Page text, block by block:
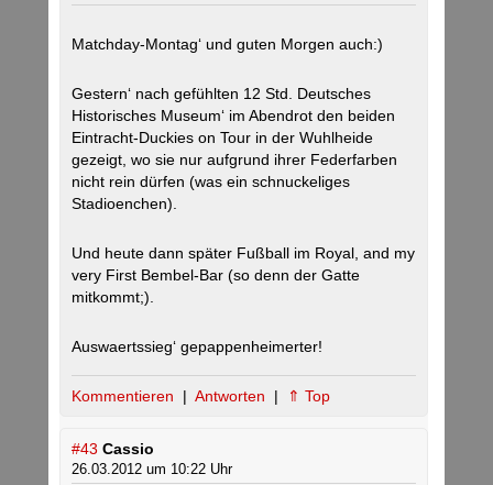
Matchday-Montag‘ und guten Morgen auch:)
Gestern‘ nach gefühlten 12 Std. Deutsches
Historisches Museum‘ im Abendrot den beiden
Eintracht-Duckies on Tour in der Wuhlheide
gezeigt, wo sie nur aufgrund ihrer Federfarben
nicht rein dürfen (was ein schnuckeliges
Stadioenchen).
Und heute dann später Fußball im Royal, and my
very First Bembel-Bar (so denn der Gatte
mitkommt;).
Auswaertssieg‘ gepappenheimerter!
Kommentieren | Antworten | ⇑ Top
#43 Cassio
26.03.2012 um 10:22 Uhr